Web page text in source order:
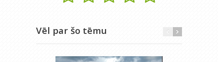
Vēl par šo tēmu